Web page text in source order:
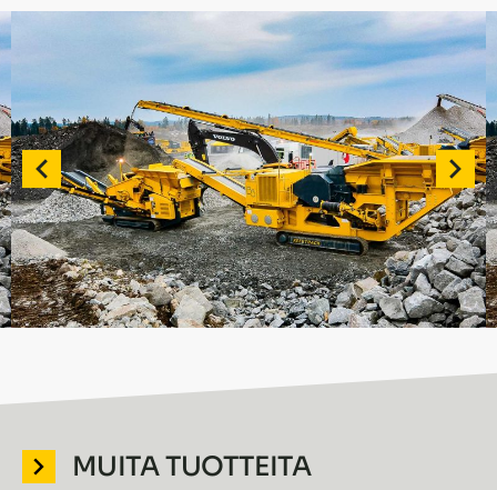
MUITA TUOTTEITA